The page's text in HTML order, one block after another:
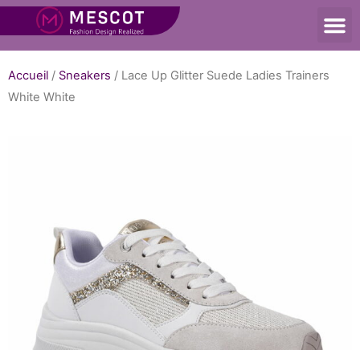
Accueil / Sneakers / Lace Up Glitter Suede Ladies Trainers
White White